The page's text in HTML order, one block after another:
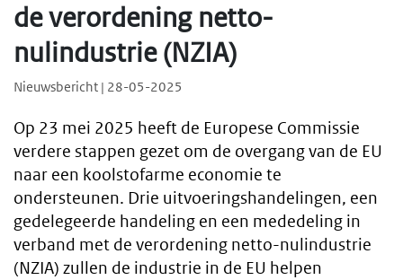
de verordening netto-
nulindustrie (NZIA)
Nieuwsbericht | 28-05-2025
Op 23 mei 2025 heeft de Europese Commissie
verdere stappen gezet om de overgang van de EU
naar een koolstofarme economie te
ondersteunen. Drie uitvoeringshandelingen, een
gedelegeerde handeling en een mededeling in
verband met de verordening netto-nulindustrie
(NZIA) zullen de industrie in de EU helpen